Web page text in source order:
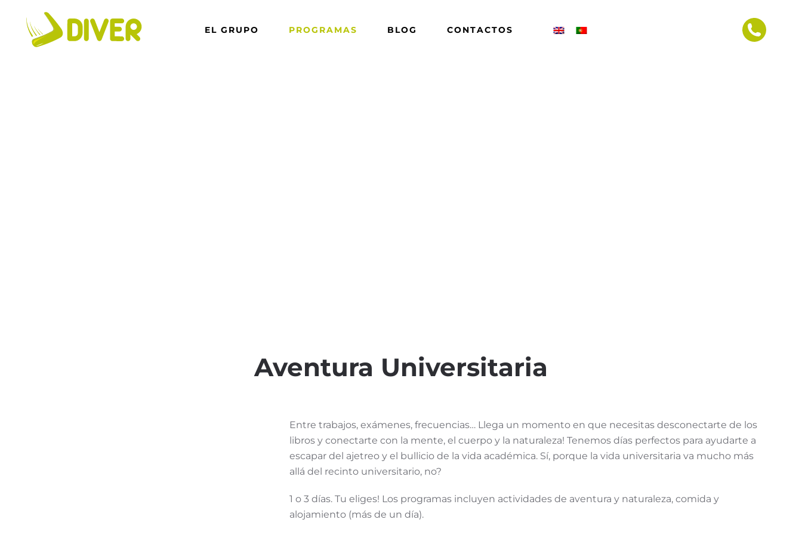
EL GRUPO PROGRAMAS BLOG CONTACTOS
Aventura Universitaria
Entre trabajos, exámenes, frecuencias… Llega un momento en que necesitas desconectarte de los
libros y conectarte con la mente, el cuerpo y la naturaleza! Tenemos días perfectos para ayudarte a
escapar del ajetreo y el bullicio de la vida académica. Sí, porque la vida universitaria va mucho más
allá del recinto universitario, no?
1 o 3 días. Tu eliges! Los programas incluyen actividades de aventura y naturaleza, comida y
alojamiento (más de un día).